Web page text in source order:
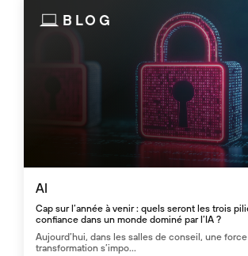
BLOG
AI
Cap sur l’année à venir : quels seront les trois
confiance dans un monde dominé par l’IA ?
Aujourd’hui, dans les salles de conseil, une
transformation s’impo...